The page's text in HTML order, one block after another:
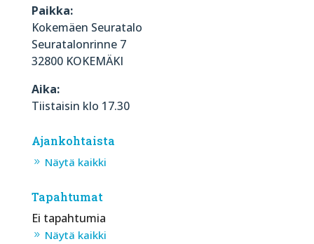
Paikka:
Kokemäen Seuratalo
Seuratalonrinne 7
32800 KOKEMÄKI
Aika:
Tiistaisin klo 17.30
Ajankohtaista
Näytä kaikki
Tapahtumat
Ei tapahtumia
Näytä kaikki